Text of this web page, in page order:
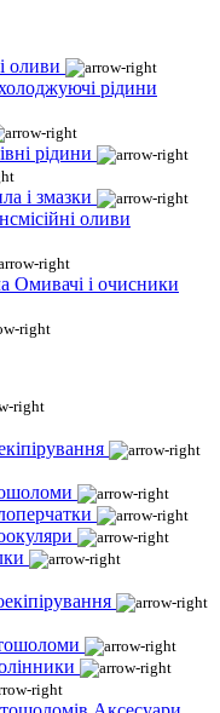
оливи
рідини
рідини
і змазки
оливи
Омивачі і очисники